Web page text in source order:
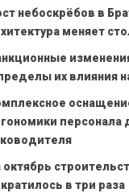
небоскрёбов в
меняет
их влияния
персонала
октябрь
в три раза